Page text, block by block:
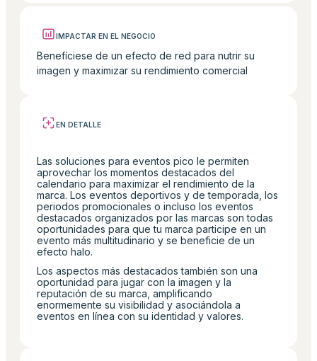
IMPACTAR EN EL NEGOCIO
Benefíciese de un efecto de red para nutrir su
imagen y maximizar su rendimiento comercial
EN DETALLE
Las soluciones para eventos pico le permiten
aprovechar los momentos destacados del
calendario para maximizar el rendimiento de la
marca. Los eventos deportivos y de temporada, los
periodos promocionales o incluso los eventos
destacados organizados por las marcas son todas
oportunidades para que tu marca participe en un
evento más multitudinario y se beneficie de un
efecto halo.
Los aspectos más destacados también son una
oportunidad para jugar con la imagen y la
reputación de su marca, amplificando
enormemente su visibilidad y asociándola a
eventos en línea con su identidad y valores.